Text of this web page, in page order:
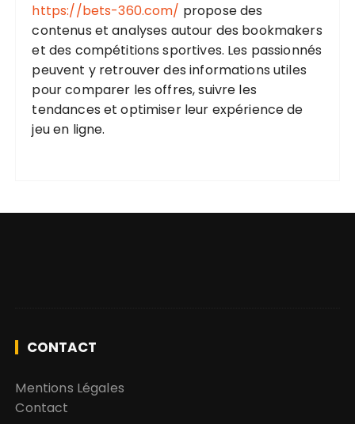
https://bets-360.com/ propose des
contenus et analyses autour des bookmakers
et des compétitions sportives. Les passionnés
peuvent y retrouver des informations utiles
pour comparer les offres, suivre les
tendances et optimiser leur expérience de
jeu en ligne.
CONTACT
Mentions Légales
Contact